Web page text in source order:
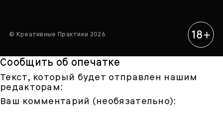
© Креативные Практики 2026
Сообщить об опечатке
Текст, который будет отправлен нашим
редакторам:
Ваш комментарий (необязательно):